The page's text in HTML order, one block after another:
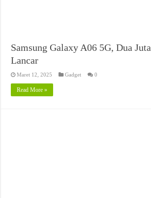
Samsung Galaxy A06 5G, Dua
Lancar
Maret 12, 2025 Gadget 0
Read More »